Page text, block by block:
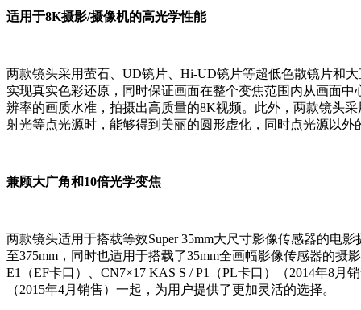
适用于8K摄影/摄像机的高光学性能
两款镜头采用萤石、UD镜片、Hi-UD镜片等超低色散镜片和
实现真实色彩还原，同时保证画面在整个变焦范围内从画面
辨率的画质水准，拍摄出高质量的8K视频。此外，两款镜头
射光等点光源时，能够得到美丽的圆形虚化，同时点光源以
兼顾大广角和10倍光学变焦
两款镜头适用于搭载等效Super 35mm大尺寸影像传感器的电
至375mm，同时也适用于搭载了35mm全画幅影像传感器的摄
E1（EF卡口）、CN7×17 KAS S / P1（PL卡口）（2014年8月
（2015年4月销售）一起，为用户提供了更加灵活的选择。